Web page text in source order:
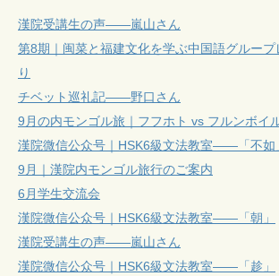
漢院受講生の声——嵐山さん
第8期｜闽菜と福建文化を学ぶ中国語グループ
り
チベット巡礼記——野口さん
9月の内モンゴル旅｜フフホト vs フルンボイ
漢院微信公众号｜HSK6級文法教室——「不如
9月｜漢院内モンゴル旅行のご案内
6月学生交流会
漢院微信公众号｜HSK6級文法教室——「朝」
漢院受講生の声——嵐山さん
漢院微信公众号｜HSK6級文法教室——「趁」